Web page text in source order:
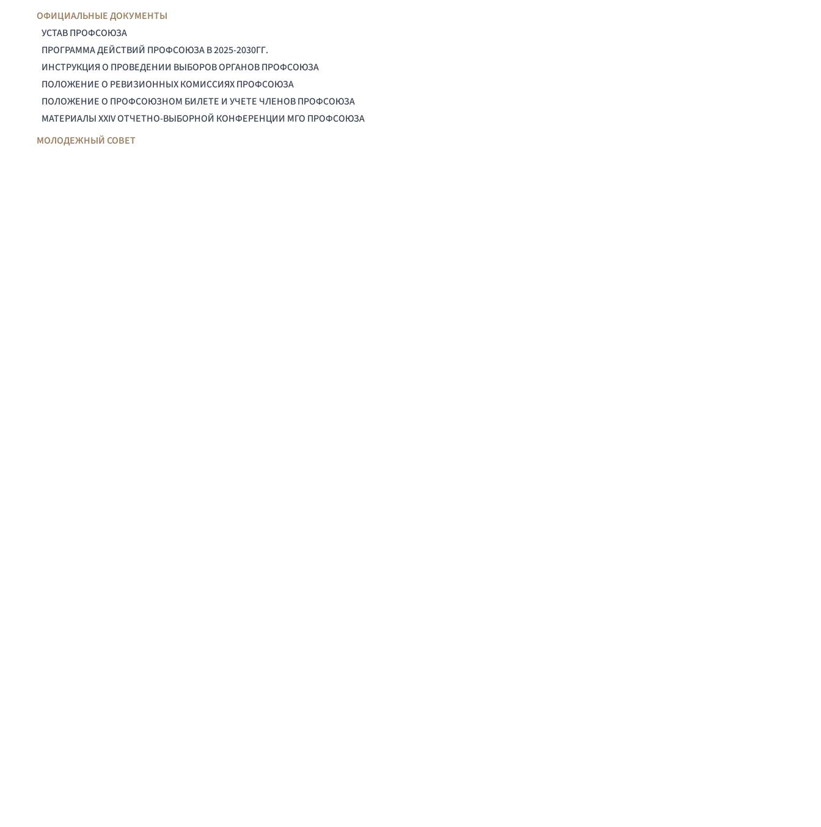
ОФИЦИАЛЬНЫЕ ДОКУМЕНТЫ
УСТАВ ПРОФСОЮЗА
ПРОГРАММА ДЕЙСТВИЙ ПРОФСОЮЗА В 2025-2030ГГ.
ИНСТРУКЦИЯ О ПРОВЕДЕНИИ ВЫБОРОВ ОРГАНОВ ПРОФСОЮЗА
ПОЛОЖЕНИЕ О РЕВИЗИОННЫХ КОМИССИЯХ ПРОФСОЮЗА
ПОЛОЖЕНИЕ О ПРОФСОЮЗНОМ БИЛЕТЕ И УЧЕТЕ ЧЛЕНОВ ПРОФСОЮЗА
МАТЕРИАЛЫ XXIV ОТЧЕТНО-ВЫБОРНОЙ КОНФЕРЕНЦИИ МГО ПРОФСОЮЗА
МОЛОДЕЖНЫЙ СОВЕТ